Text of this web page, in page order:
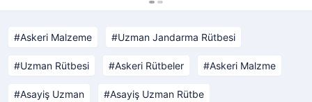
Askeri Malzeme Uzman Jandarma Rütbesi
Uzman Rütbesi Askeri Rütbeler Askeri Malzme
Asayiş Uzman Asayiş Uzman Rütbe